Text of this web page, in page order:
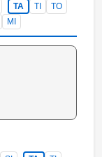
TA TI
TO
MI